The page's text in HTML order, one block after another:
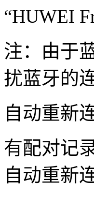
“HUWEI
注：由于
扰蓝牙的
自动重新
有配对记
自动重新